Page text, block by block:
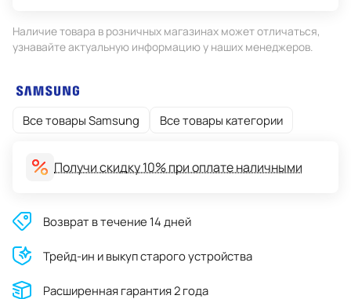
Наличие товара в розничных магазинах может отличаться,
узнавайте актуальную информацию у наших менеджеров.
Все товары Samsung Все товары категории
Получи скидку 10% при оплате наличными
Возврат в течение 14 дней
Трейд-ин и выкуп старого устройства
Расширенная гарантия 2 года